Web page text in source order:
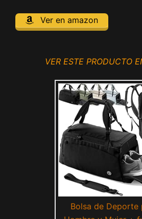
Ver en amazon
VER ESTE PRODUCTO
Bolsa de Deporte